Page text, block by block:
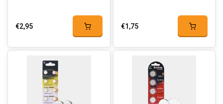
€2,95 €1,75